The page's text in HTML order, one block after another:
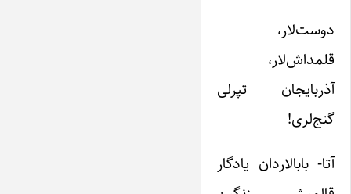
دوست‌لار،
قلمداش‌لار،
آذربایجان تپرلی
گنج‌لری!
آتا- بابالاردان یادگار